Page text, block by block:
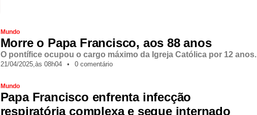
Mundo
Morre o Papa Francisco, aos 88 anos
O pontífice ocupou o cargo máximo da Igreja Católica por 12 anos.
21/04/2025,às 08h04 • 0 comentário
Mundo
Papa Francisco enfrenta infecção
respiratória complexa e segue internado